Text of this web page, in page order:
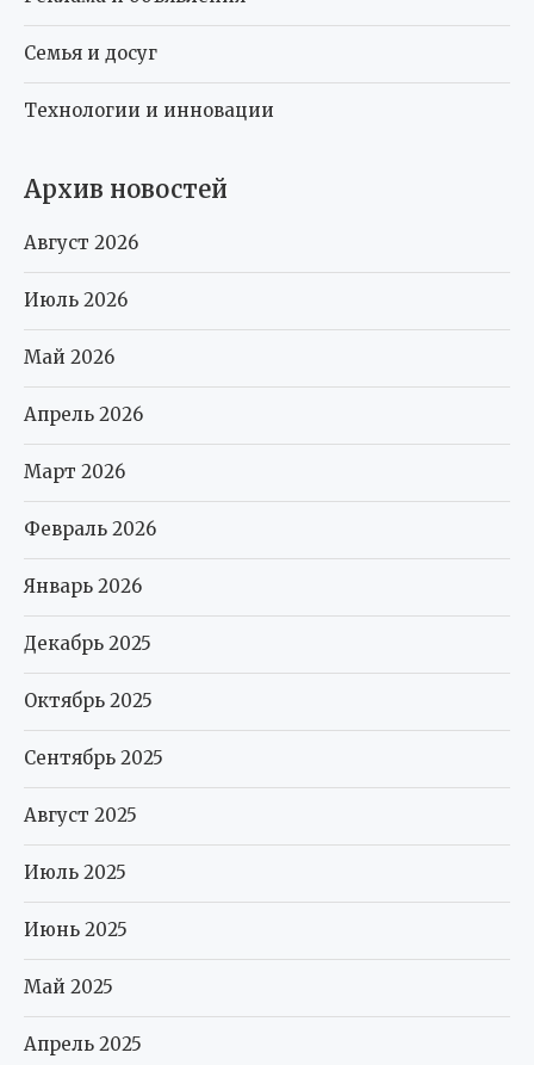
Семья и досуг
Технологии и инновации
Архив новостей
Август 2026
Июль 2026
Май 2026
Апрель 2026
Март 2026
Февраль 2026
Январь 2026
Декабрь 2025
Октябрь 2025
Сентябрь 2025
Август 2025
Июль 2025
Июнь 2025
Май 2025
Апрель 2025